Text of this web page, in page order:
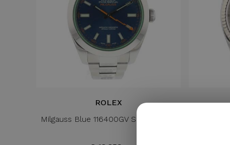
ROLEX
Milgauss Blue 116400GV Serviced '25